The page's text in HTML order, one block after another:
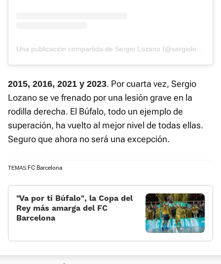
Una publicación compartida de Sergio Lozano (@sergiolozano09)
2015, 2016, 2021 y 2023. Por cuarta vez, Sergio
Lozano se ve frenado por una lesión grave en la
rodilla derecha. El Búfalo, todo un ejemplo de
superación, ha vuelto al mejor nivel de todas ellas.
Seguro que ahora no será una excepción.
TEMAS: FC Barcelona
«Va por ti Búfalo», la Copa del
Rey más amarga del FC
Barcelona